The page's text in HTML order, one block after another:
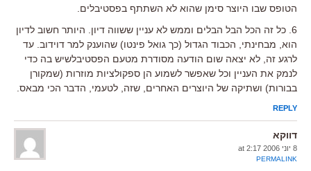
הטופס שבו היוצר סימן שהוא לא השתתף בפסטיבלים.
6. כל זה הכל הבל הבלים וממש לא עניין ששווה דיון. היותר חשוב לדיון
הוא, מבחינתי, הכבוד הגדול (כך גואל פינטו) שהוענק למר דוידוב. עד
לרגע זה, לא יצאה שום הודעה מסודרת מטעם הפסטיבלשיש בה כדי
לנמק את העניין וכל שאפשר לשמוע הן ספקולציות מוזרות (שמקורן
בבורות) ושתיקה של היוצרים האחרים, שזה, לטעמי, הדבר הכי מבאס.
REPLY
דווקא
8 יוני 2006 at 2:17
PERMALINK